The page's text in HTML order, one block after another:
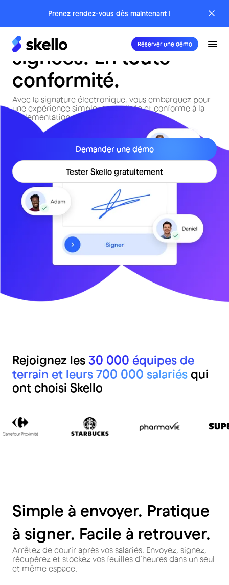
Prenez rendez-vous dès maintenant !
Réserver une démo
d’heures
Vos feuilles d’heures
signées. En toute
conformité.
Avec la signature électronique, vous embarquez pour
une expérience simple, centralisée et conforme à la
réglementation de votre secteur.
Demander une démo
Tester Skello gratuitement
Rejoignez les 30 000 équipes de
terrain et leurs 700 000 salariés qui
ont choisi Skello
Simple à envoyer. Pratique
à signer. Facile à retrouver.
Arrêtez de courir après vos salariés. Envoyez, signez,
récupérez et stockez vos feuilles d’heures dans un seul
et même espace.